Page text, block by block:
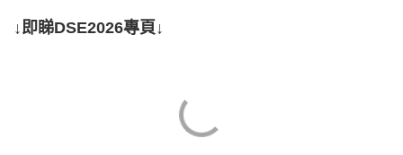
↓即睇DSE2026專頁↓